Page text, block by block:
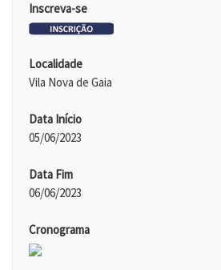
Inscreva-se
Localidade
Vila Nova de Gaia
Data Início
05/06/2023
Data Fim
06/06/2023
Cronograma